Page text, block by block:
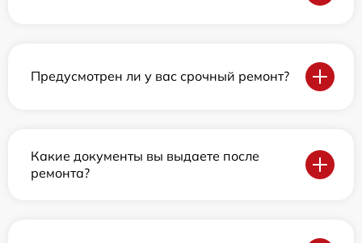
Предусмотрен ли у вас срочный ремонт?
Какие документы вы выдаете после
ремонта?